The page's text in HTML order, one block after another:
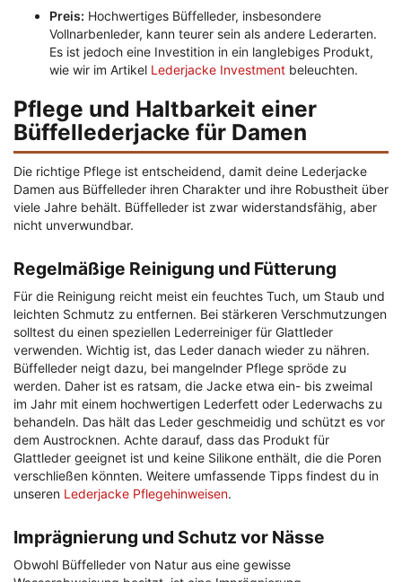
Preis: Hochwertiges Büffelleder, insbesondere
Vollnarbenleder, kann teurer sein als andere Lederarten.
Es ist jedoch eine Investition in ein langlebiges Produkt,
wie wir im Artikel Lederjacke Investment beleuchten.
Pflege und Haltbarkeit einer
Büffellederjacke für Damen
Die richtige Pflege ist entscheidend, damit deine Lederjacke
Damen aus Büffelleder ihren Charakter und ihre Robustheit über
viele Jahre behält. Büffelleder ist zwar widerstandsfähig, aber
nicht unverwundbar.
Regelmäßige Reinigung und Fütterung
Für die Reinigung reicht meist ein feuchtes Tuch, um Staub und
leichten Schmutz zu entfernen. Bei stärkeren Verschmutzungen
solltest du einen speziellen Lederreiniger für Glattleder
verwenden. Wichtig ist, das Leder danach wieder zu nähren.
Büffelleder neigt dazu, bei mangelnder Pflege spröde zu
werden. Daher ist es ratsam, die Jacke etwa ein- bis zweimal
im Jahr mit einem hochwertigen Lederfett oder Lederwachs zu
behandeln. Das hält das Leder geschmeidig und schützt es vor
dem Austrocknen. Achte darauf, dass das Produkt für
Glattleder geeignet ist und keine Silikone enthält, die die Poren
verschließen könnten. Weitere umfassende Tipps findest du in
unseren Lederjacke Pflegehinweisen.
Imprägnierung und Schutz vor Nässe
Obwohl Büffelleder von Natur aus eine gewisse